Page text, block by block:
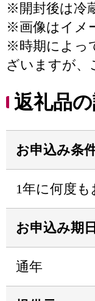
※開封後は冷
※画像はイメ
※時期によっ
ざいますが、
返礼品
お申込み条
1年に何度
お申込み期日
通年